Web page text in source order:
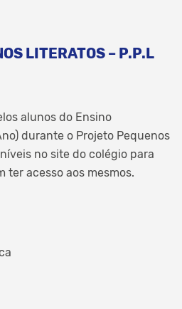
LITERATOS – P.P.L
alunos do Ensino
durante o Projeto Pequenos
no site do colégio para
ter acesso aos mesmos.